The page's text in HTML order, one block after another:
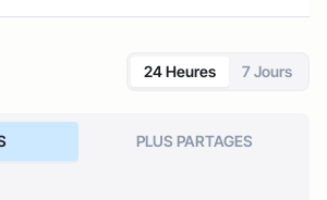
24 Heures 7 Jours
PLUS PARTAGES